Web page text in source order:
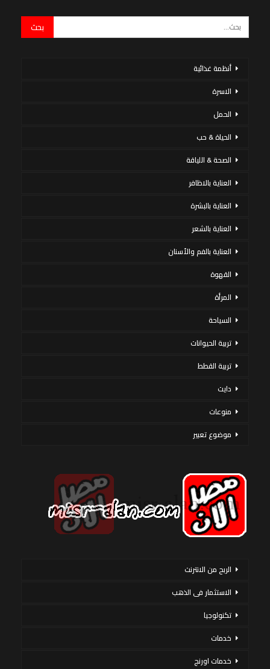
أنظمة غذائية
الاسرة
الحمل
الحياة & حب
الصحة & اللياقة
العناية بالاظافر
العناية بالبشرة
العناية بالشعر
العناية بالفم والأسنان
القهوة
المرأة
السياحة
تربية الحيوانات
تربية القطط
دايت
منوعات
موضوع تعبير
الربح من الانترنت
الاستثمار فى الذهب
تكنولوجيا
خدمات
خدمات اورنج